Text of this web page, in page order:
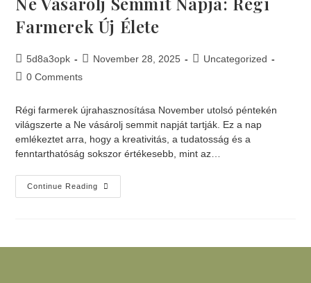
Farmerek Új Élete
5d8a3opk November 28, 2025
Uncategorized
0 Comments
Régi farmerek újrahasznosítása November utolsó péntekén
világszerte a Ne vásárolj semmit napját tartják. Ez a nap
emlékeztet arra, hogy a kreativitás, a tudatosság és a
fenntarthatóság sokszor értékesebb, mint az…
Continue Reading